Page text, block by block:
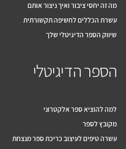
מה זה יחסי ציבור ואיך ניצור אותם
עשרת הכללים לחשיפה תקשורתית
שיווק הספר הדיגיטלי שלך
הספר הדיגיטלי
למה להוציא ספר אלקטרוני
מקובץ לספר
עשרה טיפים לעיצוב כריכת ספר מנצחת